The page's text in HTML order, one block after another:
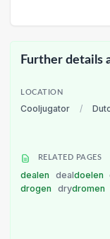
Further details
LOCATION
Cooljugator /
RELATED PAGES
dealen dealdoelen
drogen
drydromen